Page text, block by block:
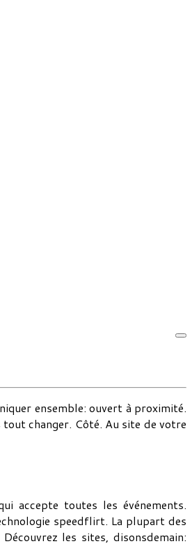
ensemble: ouvert à proximité.
changer. Côté. Au site de votre
accepte toutes les événements.
speedflirt. La plupart des
les sites, disonsdemain: